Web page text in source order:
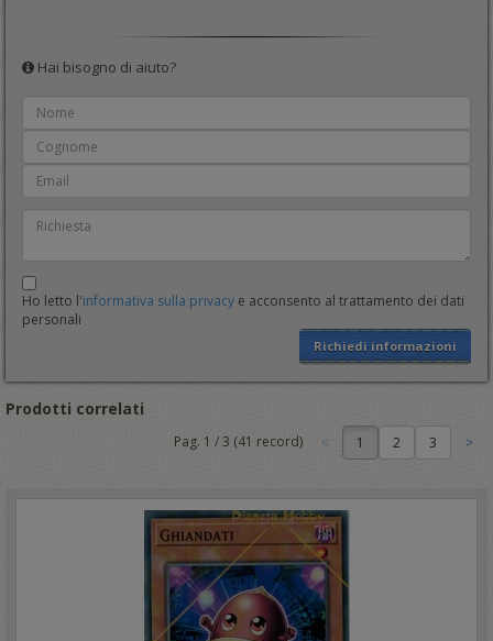
Hai bisogno di aiuto?
Ho letto l'informativa sulla privacy e acconsento al trattamento dei dati
personali
Richiedi informazioni
Prodotti correlati
Pag. 1 /3 (41 record) 1